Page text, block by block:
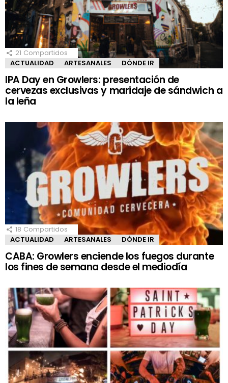
21 Compartidos
ACTUALIDAD
ARTESANALES DÓNDE IR
IPA Day en Growlers: presentación de
cervezas exclusivas y maridaje de sándwich a
la leña
18 Compartidos
ACTUALIDAD
ARTESANALES DÓNDE IR
CABA: Growlers enciende los fuegos durante
los fines de semana desde el mediodía